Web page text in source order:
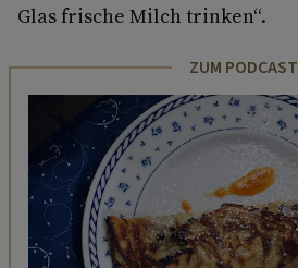
Glas frische Milch trinken“.
ZUM PODCAST